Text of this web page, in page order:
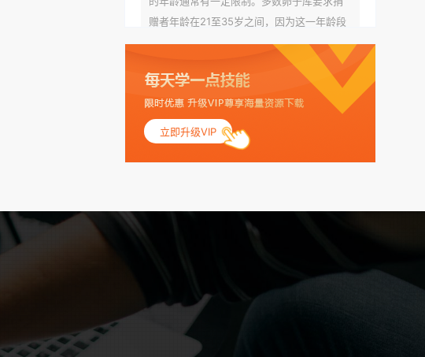
赠者年龄在21至35岁之间，因为这一年龄段
女性的卵子质量相对较高。不过，不同卵子
库的具体年龄要求可能有所不同。 身体质量
指数（BMI）：捐赠者的BMI通常需要在正常
范围内，以确保其身体健康状况良好。过高
的BMI可能与多种健康问题相关联，包括不孕
症和妊娠并发症。 生殖健康：捐赠者需要有
规律的月经期，无生殖障碍或异常问题。此
赠者及其家庭成员需要无严重的遗传病史、
传染病检查：捐赠者需要进行全面的传染病
检查，包括乙肝、丙肝、HIV、梅毒等。这些
检查旨在确保捐赠者未携带任何可传染给受
卵者的病原体。 药物与生活习惯：捐赠者需
立即升级VIP